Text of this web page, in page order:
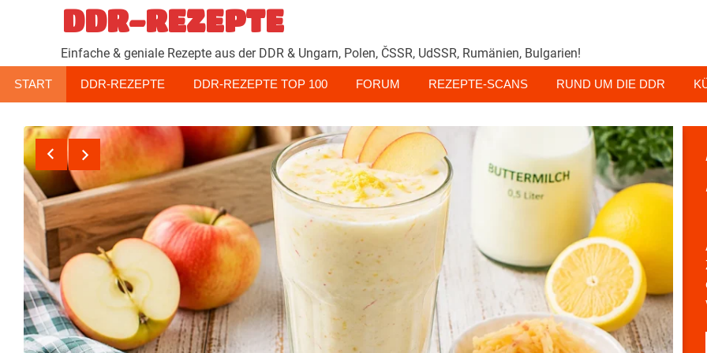
Zum
Inhalt
springen
DDR-REZEPTE
Einfache & geniale Rezepte aus der DDR & Ungarn, Polen, ČSSR, UdSSR, Rumänien, Bulgarien!
START DDR-REZEPTE DDR-REZEPTE TOP 100 FORUM REZEPTE-SCANS RUND UM DIE DDR